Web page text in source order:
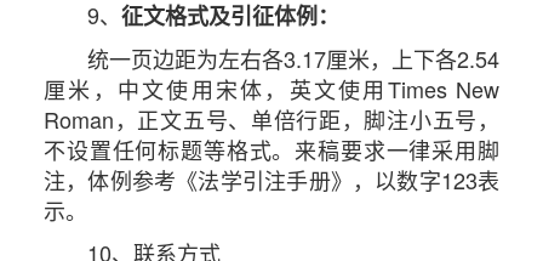
9、 征文格式及引征体例：
统一页边距为左右各3.17厘米，上下各2.54
厘米，中文使用宋体，英文使用Times New
Roman，正文五号、单倍行距，脚注小五号，
不设置任何标题等格式。来稿要求一律采用脚
注，体例参考《法学引注手册》，以数字123表
示。
10、联系方式